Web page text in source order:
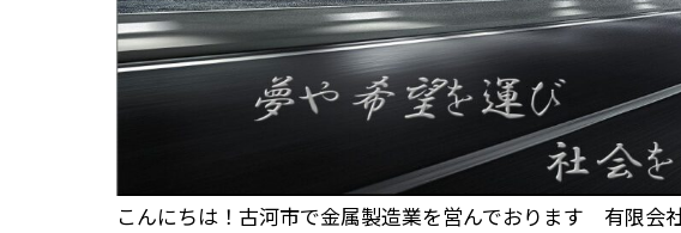
こんにちは！古河市で金属製造業を営んでおります 有限会社